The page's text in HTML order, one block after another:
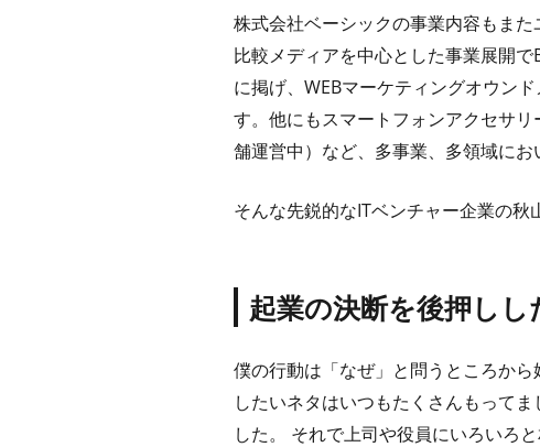
株式会社ベーシックの事業内容もまた
比較メディアを中心とした事業展開
に掲げ、WEBマーケティングオウン
す。他にもスマートフォンアクセサ
舗運営中）など、多事業、多領域にお
そんな先鋭的なITベンチャー企業の秋
起業の決断を後押し
僕の行動は「なぜ」と問うところか
したいネタはいつもたくさんもって
した。 それで上司や役員にいろいろ